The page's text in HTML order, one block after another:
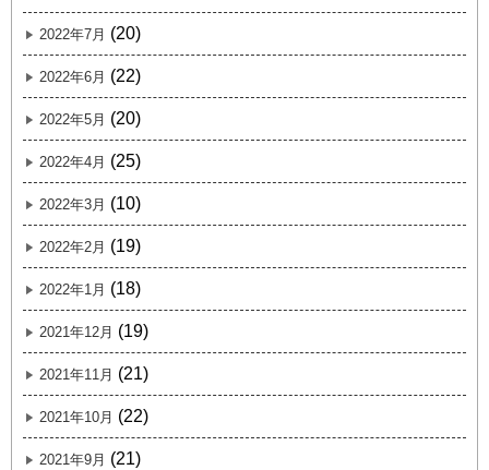
2022年7月 (20)
2022年6月 (22)
2022年5月 (20)
2022年4月 (25)
2022年3月 (10)
2022年2月 (19)
2022年1月 (18)
2021年12月 (19)
2021年11月 (21)
2021年10月 (22)
2021年9月 (21)